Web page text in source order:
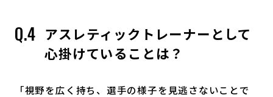
アスレティックトレーナーとして
心掛けていることは？
「視野を広く持ち、選手の様子を見逃さないことで